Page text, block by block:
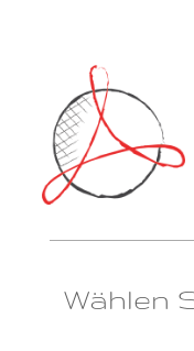
Wählen